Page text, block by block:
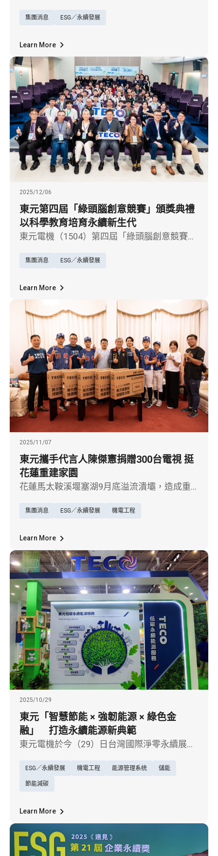
「AAA」，躋身全球154家受評同業中的前
集團消息 ESG／永續發展
Learn More
2025/12/06
東元第四屆「綠頭腦創意競賽」頒獎典禮
以科學教育培育永續新生代
東元電機（1504）第四屆「綠頭腦創意競賽」
今年活動再度獲得全台國小與國中熱烈參與。
「宣布亦起奪金隊」、雲林縣崇德國中「追太
陽的後裔隊」，以及羅東國中的「跟著太陽跑
就有電了」與「水男孩」脫穎而出；國小組則
由宜蘭縣成功國小「金牌小幫手」、高雄市壽
山國小「環保溫差發電船」與台北市碧湖國小
「榮翔隊」勇奪前三名。今年作品呈現多
集團消息 ESG／永續發展
Learn More
2025/11/07
東元攜手代言人陳傑憲捐贈300台電視 挺
花蓮重建家園
花蓮馬太鞍溪堰塞湖9月底溢流潰壩，造成重
電和品牌代言人陳傑憲於六日前往花蓮，捐贈
視，以實質物資援助方式，幫助受災家庭與學
校儘速恢復生活。
集團消息 ESG／永續發展 機電工程
Learn More
2025/10/29
東元「智慧節能 × 強韌能源 × 綠色金
融」 打造永續能源新典範
東元電機於今（29）日台灣國際淨零永續展
Service）」為主軸參展，強調從設備製造商轉
型為能源整合服務供應商的決心，並發表最新
協助企業一站式達成節能減碳與營運韌性雙目
標。 東元表示，近年來已完成眾多國內外節能
專案，平均節能達30-40%，服務範疇涵蓋百貨
商場、醫療院所、製造業與商辦建築等多元場
ESG／永續發展 機電工程 能源管理系统 儲能
節能減碳
Learn More